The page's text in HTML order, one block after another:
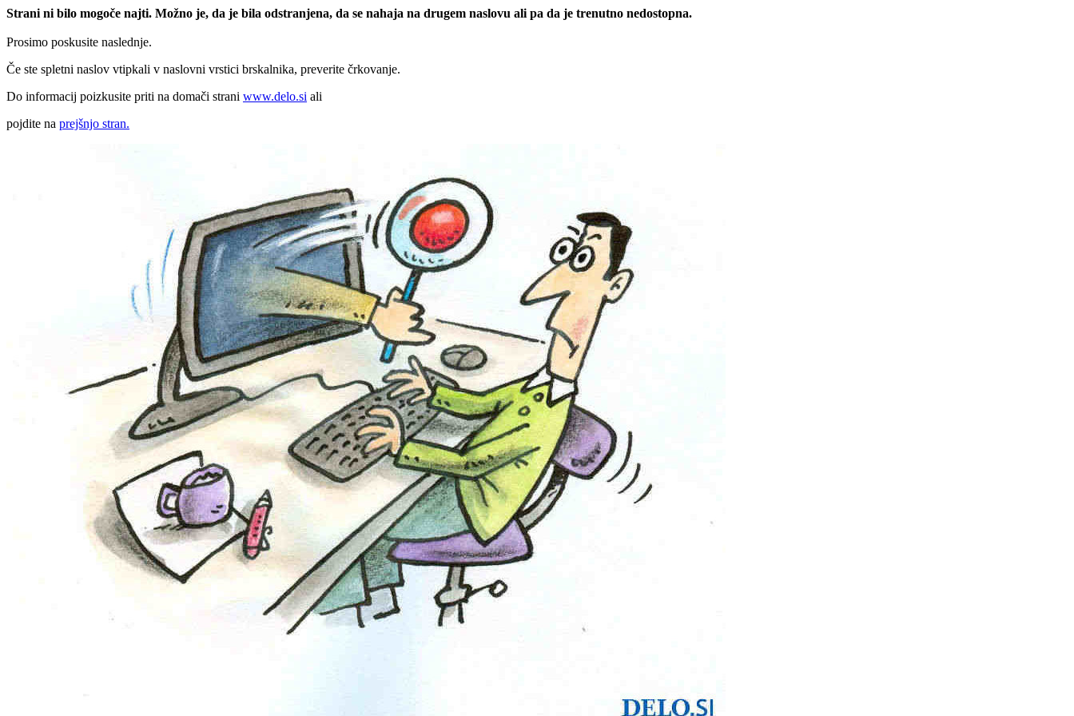
Strani ni bilo mogoče najti. Možno je, da je bila odstranjena, da se nahaja na drugem naslovu ali pa da je trenutno nedostopna.
Prosimo poskusite naslednje.
Če ste spletni naslov vtipkali v naslovni vrstici brskalnika, preverite črkovanje.
Do informacij poizkusite priti na domači strani www.delo.si ali
pojdite na prejšnjo stran.